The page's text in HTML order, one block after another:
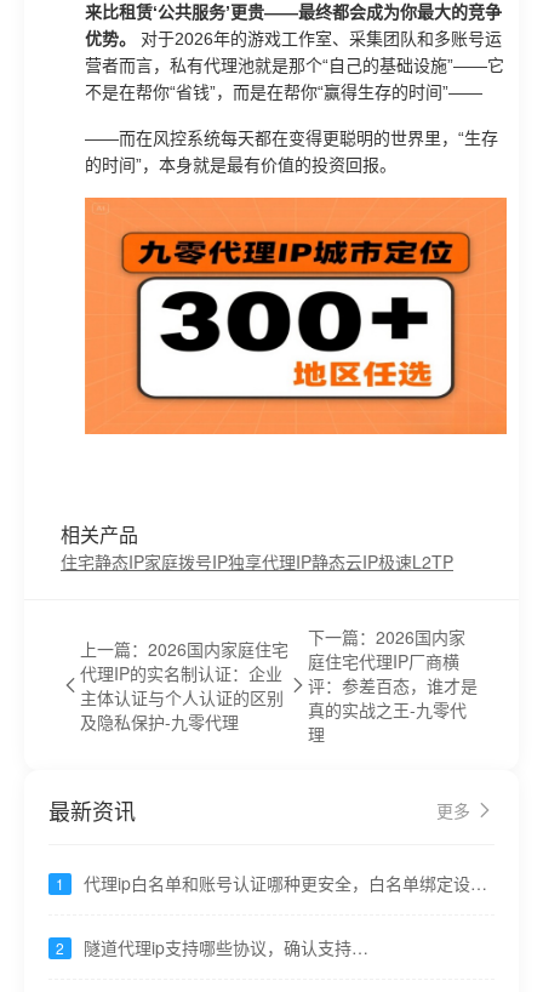
来比租赁‘公共服务’更贵——最终都会成为你最大的竞争
优势。
对于2026年的游戏工作室、采集团队和多账号运
营者而言，私有代理池就是那个“自己的基础设施”——它
不是在帮你“省钱”，而是在帮你“赢得生存的时间”——
——而在风控系统每天都在变得更聪明的世界里，“生存
的时间”，本身就是最有价值的投资回报。
相关产品
住宅静态IP家庭拨号IP独享代理IP静态云IP极速L2TP
上一篇：2026国内家庭住宅
代理IP的实名制认证：企业
主体认证与个人认证的区别
及隐私保护-九零代理
下一篇：2026国内家
庭住宅代理IP厂商横
评：参差百态，谁才是
真的实战之王-九零代
理
最新资讯 更多
1
代理ip白名单和账号认证哪种更安全，白名单绑定设
2
隧道代理ip支持哪些协议，确认支持